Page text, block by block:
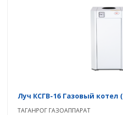
Луч КСГВ-16 Газовый котел
ТАГАНРОГ ГАЗОАППАРАТ